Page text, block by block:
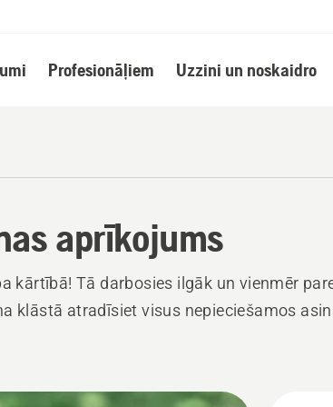
Profesionāļiem Uzzini un noskaidro
aprīkojums
kārtībā! Tā darbosies ilgāk un vienmēr
klāstā atradīsiet visus nepieciešamos